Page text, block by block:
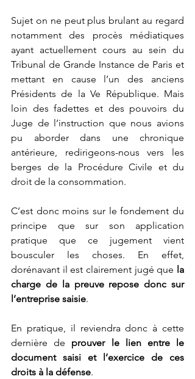
Sujet on ne peut plus brulant au regard
notamment des procès médiatiques
ayant actuellement cours au sein du
Tribunal de Grande Instance de Paris et
mettant en cause l’un des anciens
Présidents de la Ve République. Mais
loin des fadettes et des pouvoirs du
Juge de l’instruction que nous avions
pu aborder dans une chronique
antérieure, redirigeons-nous vers les
berges de la Procédure Civile et du
droit de la consommation.
C’est donc moins sur le fondement du
principe que sur son application
pratique que ce jugement vient
bousculer les choses. En effet,
dorénavant il est clairement jugé que la
charge de la preuve repose donc sur
l’entreprise saisie.
En pratique, il reviendra donc à cette
dernière de prouver le lien entre le
document saisi et l’exercice de ces
droits à la défense.